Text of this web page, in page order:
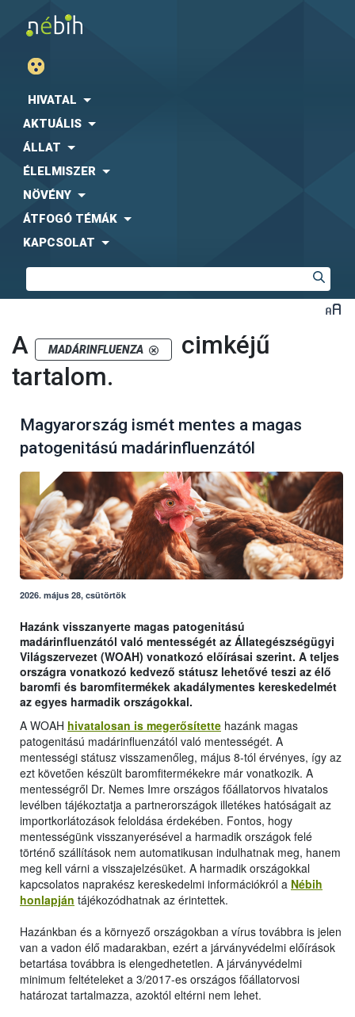
HIVATAL
AKTUÁLIS
ÁLLAT
ÉLELMISZER
NÖVÉNY
ÁTFOGÓ TÉMÁK
KAPCSOLAT
A MADÁRINFLUENZA
cimkéjű
tartalom.
Magyarország ismét mentes a magas
patogenitású madárinfluenzától
2026. május 28, csütörtök
Hazánk visszanyerte magas patogenitású
madárinfluenzától való mentességét az Állategészségügyi
Világszervezet (WOAH) vonatkozó előírásai szerint. A teljes
országra vonatkozó kedvező státusz lehetővé teszi az élő
baromfi és baromfitermékek akadálymentes kereskedelmét
az egyes harmadik országokkal.
A WOAH hivatalosan is megerősítette hazánk magas
patogenitású madárinfluenzától való mentességét. A
mentességi státusz visszamenőleg, május 8-tól érvényes, így az
ezt követően készült baromfitermékekre már vonatkozik. A
mentességről Dr. Nemes Imre országos főállatorvos hivatalos
levélben tájékoztatja a partnerországok illetékes hatóságait az
importkorlátozások feloldása érdekében. Fontos, hogy
mentességünk visszanyerésével a harmadik országok felé
történő szállítások nem automatikusan indulhatnak meg, hanem
meg kell várni a visszajelzésüket. A harmadik országokkal
kapcsolatos naprakész kereskedelmi információkról a Nébih
honlapján tájékozódhatnak az érintettek.
Hazánkban és a környező országokban a vírus továbbra is jelen
van a vadon élő madarakban, ezért a járványvédelmi előírások
betartása továbbra is elengedhetetlen. A járványvédelmi
minimum feltételeket a 3/2017-es országos főállatorvosi
határozat tartalmazza, azoktól eltérni nem lehet.